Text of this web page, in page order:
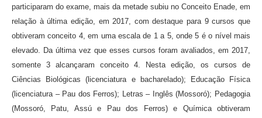
participaram do exame, mais da metade subiu no Conceito Enade, em
relação à última edição, em 2017, com destaque para 9 cursos que
obtiveram conceito 4, em uma escala de 1 a 5, onde 5 é o nível mais
elevado. Da última vez que esses cursos foram avaliados, em 2017,
somente 3 alcançaram conceito 4. Nesta edição, os cursos de
Ciências Biológicas (licenciatura e bacharelado); Educação Física
(licenciatura – Pau dos Ferros); Letras – Inglês (Mossoró); Pedagogia
(Mossoró, Patu, Assú e Pau dos Ferros) e Química obtiveram